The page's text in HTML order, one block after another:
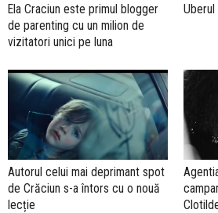
Ela Craciun este primul blogger
de parenting cu un milion de
vizitatori unici pe luna
Autorul celui mai deprimant spot
de Crăciun s-a întors cu o nouă
lecție